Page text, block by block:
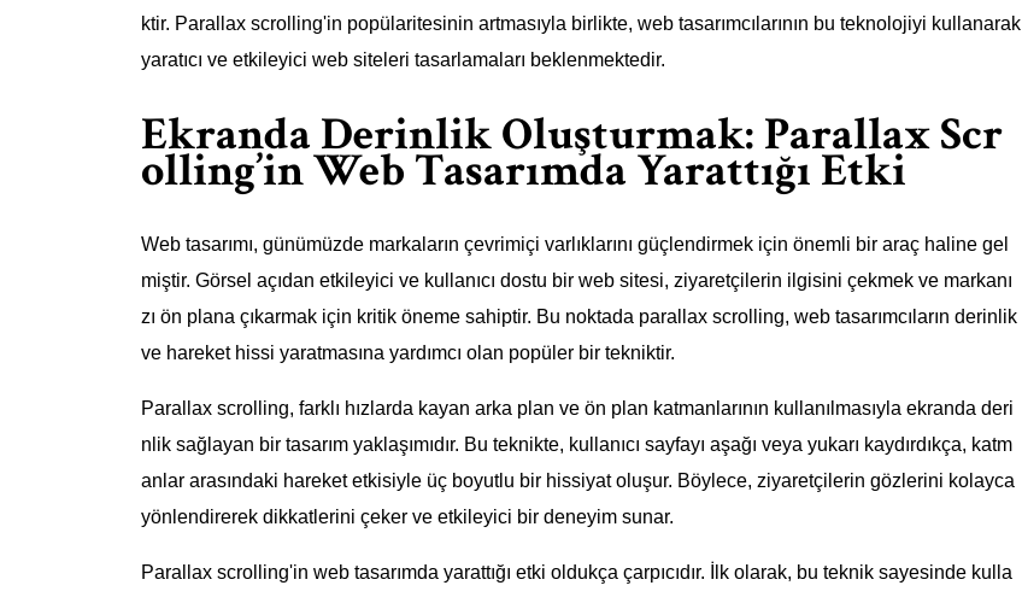
ktir. Parallax scrolling'in popülaritesinin artmasıyla birlikte, web tasarımcılarının bu teknolojiyi kullanarak
yaratıcı ve etkileyici web siteleri tasarlamaları beklenmektedir.
Ekranda Derinlik Oluşturmak: Parallax Scr
olling’in Web Tasarımda Yarattığı Etki
Web tasarımı, günümüzde markaların çevrimiçi varlıklarını güçlendirmek için önemli bir araç haline gel
miştir. Görsel açıdan etkileyici ve kullanıcı dostu bir web sitesi, ziyaretçilerin ilgisini çekmek ve markanı
zı ön plana çıkarmak için kritik öneme sahiptir. Bu noktada parallax scrolling, web tasarımcıların derinlik
ve hareket hissi yaratmasına yardımcı olan popüler bir tekniktir.
Parallax scrolling, farklı hızlarda kayan arka plan ve ön plan katmanlarının kullanılmasıyla ekranda deri
nlik sağlayan bir tasarım yaklaşımıdır. Bu teknikte, kullanıcı sayfayı aşağı veya yukarı kaydırdıkça, katm
anlar arasındaki hareket etkisiyle üç boyutlu bir hissiyat oluşur. Böylece, ziyaretçilerin gözlerini kolayca
yönlendirerek dikkatlerini çeker ve etkileyici bir deneyim sunar.
Parallax scrolling'in web tasarımda yarattığı etki oldukça çarpıcıdır. İlk olarak, bu teknik sayesinde kulla